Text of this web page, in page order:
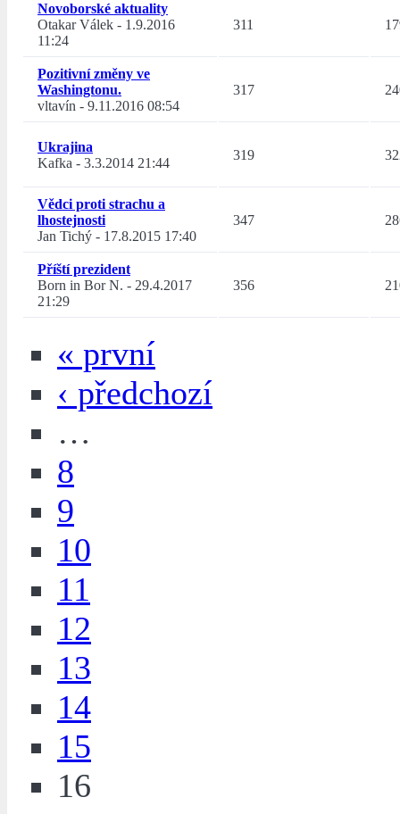
Novoborské aktuality
Otakar Válek - 1.9.2016
11:24
311
Pozitivní změny ve
Washingtonu.
vltavín - 9.11.2016 08:54
317
Ukrajina
Kafka - 3.3.2014 21:44
319
Vědci proti strachu a
lhostejnosti
Jan Tichý - 17.8.2015 17:40
347
Příští prezident
Born in Bor N. - 29.4.2017
21:29
356
« první
‹ předchozí
…
8
9
10
11
12
13
14
15
16